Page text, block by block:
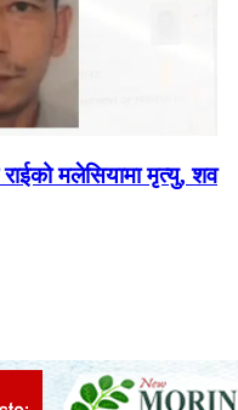
मलेसियामा मृत्यु, शव